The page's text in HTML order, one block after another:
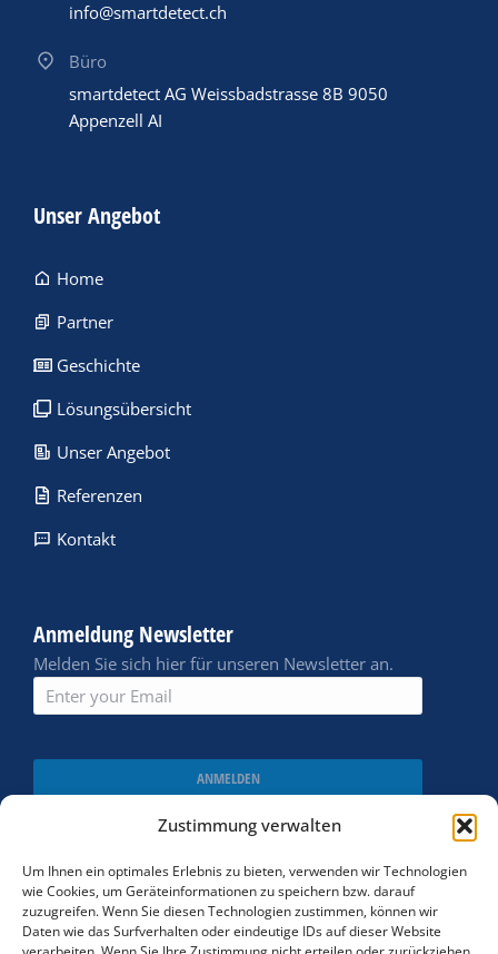
Zustimmung verwalten
Um Ihnen ein optimales Erlebnis zu bieten, verwenden wir Technologien
wie Cookies, um Geräteinformationen zu speichern bzw. darauf
zuzugreifen. Wenn Sie diesen Technologien zustimmen, können wir
Daten wie das Surfverhalten oder eindeutige IDs auf dieser Website
info@smartdetect.ch
Büro
smartdetect AG Weissbadstrasse 8B 9050
Appenzell AI
Unser Angebot
Home
Partner
Geschichte
Lösungsübersicht
Unser Angebot
Referenzen
Kontakt
Anmeldung Newsletter
Melden Sie sich hier für unseren Newsletter an.
ANMELDEN